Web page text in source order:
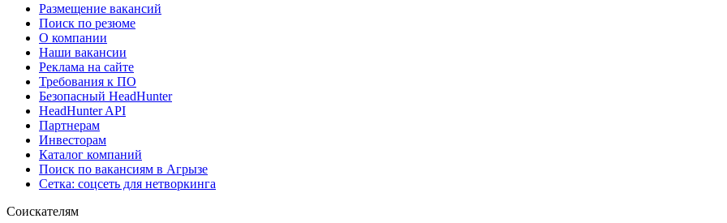
Размещение вакансий
Поиск по резюме
О компании
Наши вакансии
Реклама на сайте
Требования к ПО
Безопасный HeadHunter
HeadHunter API
Партнерам
Инвесторам
Каталог компаний
Поиск по вакансиям в Агрызе
Сетка: соцсеть для нетворкинга
Соискателям